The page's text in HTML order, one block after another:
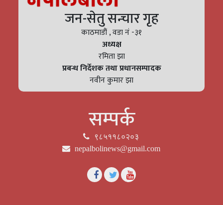
जन-सेतु सन्चार गृह
काठमाडौं , वडा नं -३१
अध्यक्ष
रमिता झा
प्रबन्ध निर्देशक तथा प्रधानसम्पादक
नवीन कुमार झा
सम्पर्क
९८५११८०२०३
nepalbolinews@gmail.com